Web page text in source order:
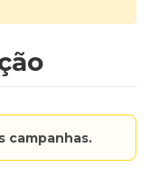
campanhas.